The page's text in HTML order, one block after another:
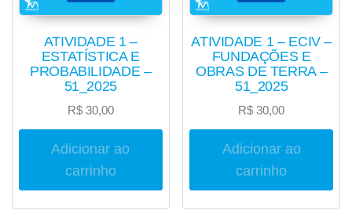
ATIVIDADE 1 –
ESTATÍSTICA E
PROBABILIDADE –
51_2025
R$30,00
Adicionar ao
carrinho
ATIVIDADE 1 – ECIV –
FUNDAÇÕES E
OBRAS DE TERRA –
51_2025
R$ 30,00
Adicionar ao
carrinho